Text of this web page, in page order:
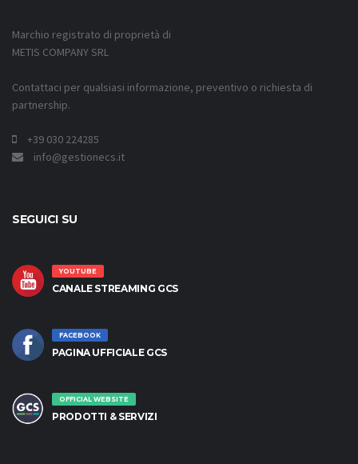
Marchio registrato di proprietà di
METIS COMPANY SRL
Contattaci per qualsiasi informazione, preventivo o richiesta di
partnership.
+39 030 224285
info@gestionecs.it
SEGUICI SU
YOUTUBE
CANALE STREAMING GCS
FACEBOOK
PAGINA UFFICIALE GCS
OFFICIAL WEBSITE
PRODOTTI & SERVIZI